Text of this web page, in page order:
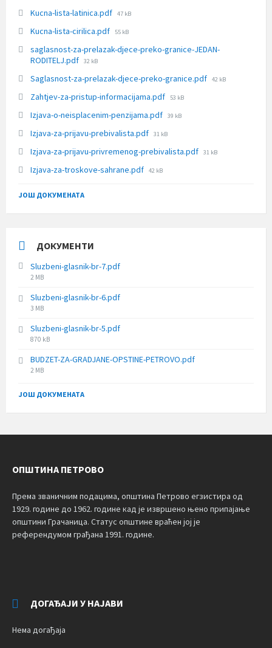
Kucna-lista-latinica.pdf File
47 kB
Kucna-lista-cirilica.pdf File
55 kB
saglasnost-za-prelazak-djece-preko-granice-JEDAN-
RODITELJ.pdf File
32 kB
Saglasnost-za-prelazak-djece-preko-granice.pdf File
42 kB
Zahtjev-za-pristup-informacijama.pdf File
53 kB
Izjava-o-neisplacenim-penzijama.pdf File
39 kB
Izjava-za-prijavu-prebivalista.pdf File
31 kB
Izjava-za-prijavu-privremenog-prebivalista.pdf File
31 kB
Izjava-za-troskove-sahrane.pdf File
42 kB
ЈОШ ДОКУМЕНАТА
ДОКУМЕНТИ
Sluzbeni-glasnik-br-7.pdf
File
2 MB
Sluzbeni-glasnik-br-6.pdf
File
3 MB
Sluzbeni-glasnik-br-5.pdf
File
870 kB
BUDZET-ZA-GRADJANE-OPSTINE-PETROVO.pdf
File
2 MB
ЈОШ ДОКУМЕНАТА
ОПШТИНА ПЕТРОВО
Према званичним подацима, општина Петрово егзистира од
1929. године до 1962. године кад је извршено њено припајање
општини Грачаница. Статус општине враћен јој је
референдумом грађана 1991. године.
ДОГАЂАЈИ У НАЈАВИ
Нема догађаја